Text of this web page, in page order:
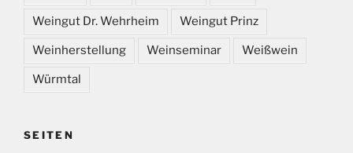
Weingut Dr. Wehrheim Weingut Prinz
Weinherstellung Weinseminar Weißwein
Würmtal
SEITEN